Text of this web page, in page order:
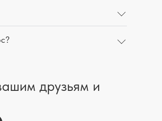
друзьям и